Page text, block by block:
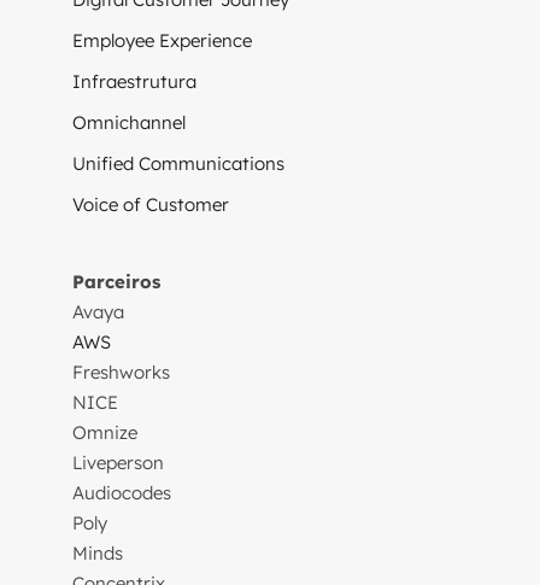
Employee Experience
Infraestrutura
Omnichannel
Unified Communications
Voice of Customer
Parceiros
Avaya
AWS
Freshworks
NICE
Omnize
Liveperson
Audiocodes
Poly
Minds